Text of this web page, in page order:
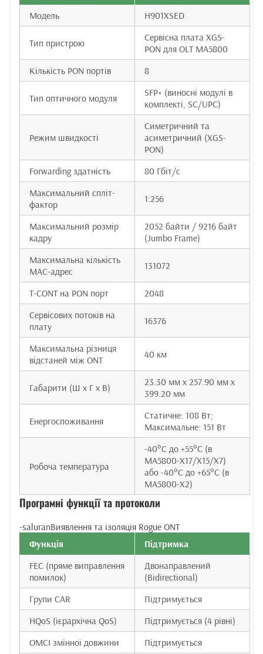
Модель
H901XSED
Тип пристрою
Сервісна плата XGS-
PON для OLT MA5800
Кількість PON портів
8
Тип оптичного модуля
SFP+ (виносні модулі в
комплекті, SC/UPC)
Режим швидкості
Симетричний та
асиметричний (XGS-
PON)
Forwarding здатність
80 Гбіт/с
Максимальний спліт-
фактор
1:256
Максимальний розмір
кадру
2052 байти / 9216 байт
(Jumbo Frame)
Максимальна кількість
MAC-адрес
131072
T-CONT на PON порт
2048
Сервісових потоків на
плату
16376
Максимальна різниця
відстаней між ONT
40 км
Габарити (Ш x Г x В)
23.30 мм x 257.90 мм x
399.20 мм
Енергоспоживання
Статичне: 108 Вт;
Максимальне: 151 Вт
Робоча температура
-40°C до +55°C (в
MA5800-X17/X15/X7)
або -40°C до +65°C (в
MA5800-X2)
Програмні функції та протоколи
-saluranВиявлення та ізоляція Rogue ONT
Функція
Підтримка
FEC (пряме виправлення
помилок)
Двонаправлений
(Bidirectional)
Групи CAR
Підтримується
HQoS (ієрархічна QoS)
Підтримується (4 рівні)
OMCI змінної довжини
Підтримується